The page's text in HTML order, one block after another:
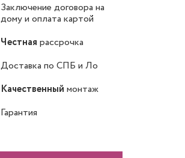
Заключение договора на
дому и оплата картой
Честная рассрочка
Доставка по СПБ и Ло
Качественный монтаж
Гарантия